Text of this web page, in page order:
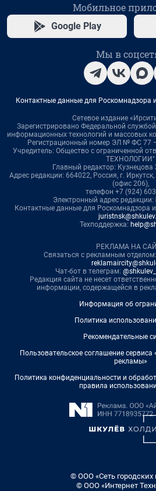
Мобильное
Google Play
Мы в
Контактные данные для Роскомнадзора
Сетевое издание
Зарегистрировано Федеральной
информационных технологий и массовых
Регистрационный номер ЭЛ № ФС 77
Учредитель: Общество с ограниченной
ТЕХНОЛОГИИ"
Главный редактор: Кузнецова
Адрес редакции: 664022, Россия, г.
(офис 206),
телефон +7 (924) 603
Электронный адрес редакции:
Контактные данные для Роскомнадзора
Техподдержка:
РЕКЛАМА НА
Связаться с рекламным
Чат-бот в телеграм:
Редакция сайта не несет
информации, содержащейся в
Информация об
Политика
Рекомендательные
Пользовательское соглашение
рекламы»
Политика конфиденциальности и
правила
© ООО «Сеть городских
© ООО «Интернет